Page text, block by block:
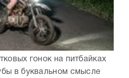
гонок на питбайках
в буквальном смысле